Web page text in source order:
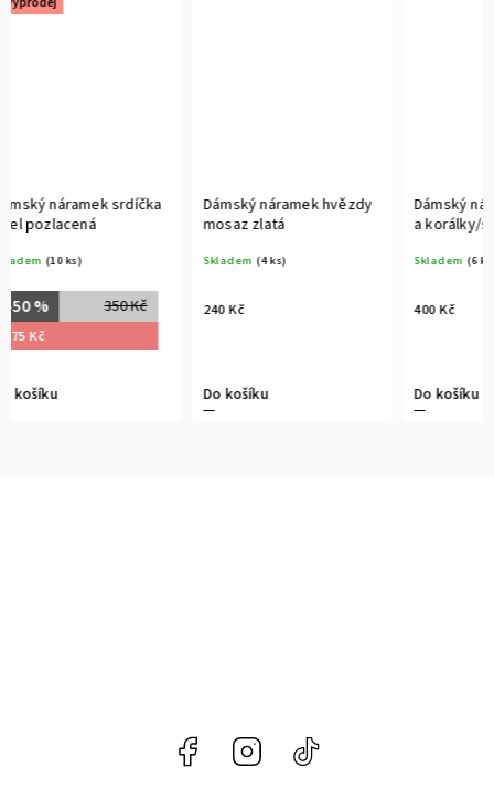
Kč
Dámský náramek hvězdy
mosaz zlatá
240 Kč
Dámský náramek Růženín
Facebook Instagram